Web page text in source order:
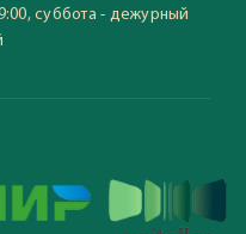
суббота - дежурный